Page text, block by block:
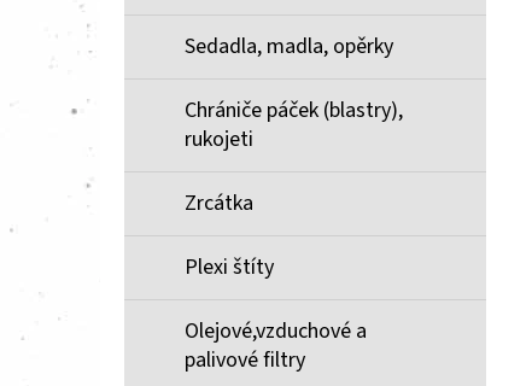
Sedadla, madla, opěrky
Chrániče páček (blastry),
rukojeti
Zrcátka
Plexi štíty
Olejové,vzduchové a
palivové filtry